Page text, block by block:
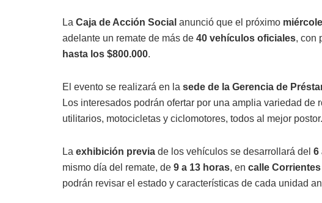
La Caja de Acción Social anunció que el próximo
adelante un remate de más de 40 vehículos oficiales, con
hasta los $800.000.
El evento se realizará en la sede de la Gerencia de
Los interesados podrán ofertar por una amplia variedad de
utilitarios, motocicletas y ciclomotores, todos al mejor postor.
La exhibición previa de los vehículos se desarrollará del 6
mismo día del remate, de 9 a 13 horas, en calle
podrán revisar el estado y características de cada unidad